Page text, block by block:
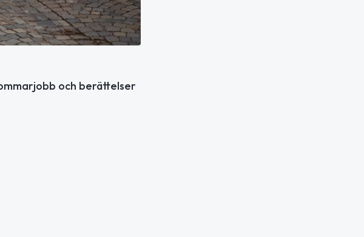
och berättelser